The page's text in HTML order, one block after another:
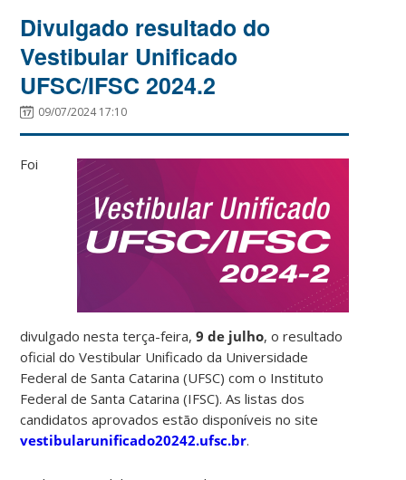
Divulgado resultado do
Vestibular Unificado
UFSC/IFSC 2024.2
09/07/2024 17:10
Foi
divulgado nesta terça-feira,9 de julho, o resultado
oficial do Vestibular Unificado da Universidade
Federal de Santa Catarina (UFSC) com o Instituto
Federal de Santa Catarina (IFSC). As listas dos
candidatos aprovados estão disponíveis no site
vestibularunificado20242.ufsc.br.